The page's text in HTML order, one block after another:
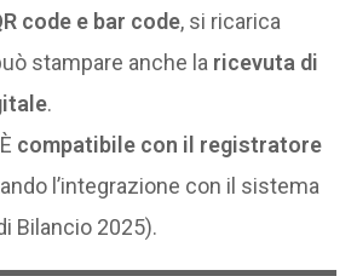
code e bar code, si ricarica
stampare anche la ricevuta di
.
È compatibile con il registratore
l’integrazione con il sistema
Bilancio 2025).